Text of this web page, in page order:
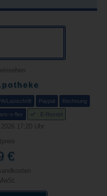
Lastschrift Paypal Rechnung
o-flex E-Rezept
17:20 Uhr
€